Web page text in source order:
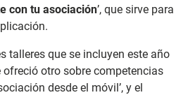
con tu asociación’, que sirve para
talleres que se incluyen este año
ofreció otro sobre competencias
desde el móvil’, y el